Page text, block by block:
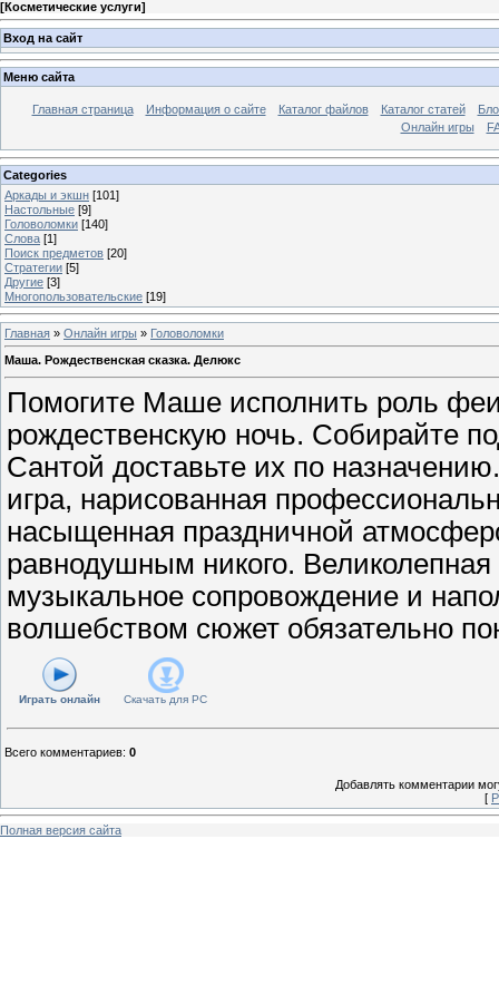
[Косметические услуги]
Вход на сайт
Меню сайта
Главная страница Информация о сайте Каталог файлов Каталог статей
Онлайн игры
Categories
Аркады и экшн [101]
Настольные [9]
Головоломки [140]
Слова [1]
Поиск предметов [20]
Стратегии [5]
Другие [3]
Многопользовательские [19]
Главная » Онлайн игры » Головоломки
Маша. Рождественская сказка. Делюкс
Помогите Маше исполнить роль
рождественскую ночь. Собирайте
Сантой доставьте их по
игра, нарисованная
насыщенная праздничной
равнодушным никого.
музыкальное сопровождение и
волшебством сюжет обязательно
Играть онлайн Скачать для PC
Всего комментариев: 0
Добавлять комментарии
[
Полная версия сайта